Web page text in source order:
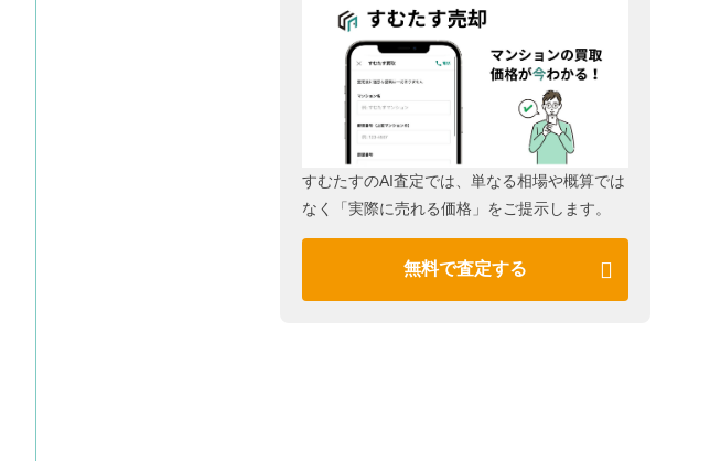
すむたすのAI査定では、単なる相場や概算では
なく「実際に売れる価格」をご提示します。
無料で査定する